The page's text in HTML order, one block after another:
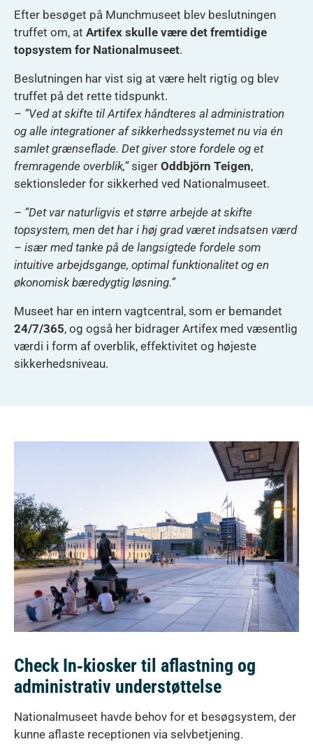
Efter besøget på Munchmuseet blev beslutningen
truffet om, at Artifex skulle være det fremtidige
topsystem for Nationalmuseet.
Beslutningen har vist sig at være helt rigtig og blev
truffet på det rette tidspunkt.
– “Ved at skifte til Artifex håndteres al administration
og alle integrationer af sikkerhedssystemet nu via én
samlet grænseflade. Det giver store fordele og et
fremragende overblik,”siger Oddbjörn Teigen,
sektionsleder for sikkerhed ved Nationalmuseet.
– “Det var naturligvis et større arbejde at skifte
topsystem, men det har i høj grad været indsatsen værd
– især med tanke på de langsigtede fordele som
intuitive arbejdsgange, optimal funktionalitet og en
økonomisk bæredygtig løsning.”
Museet har en intern vagtcentral, som er bemandet
24/7/365, og også her bidrager Artifex med væsentlig
værdi i form af overblik, effektivitet og højeste
sikkerhedsniveau.
Check In‑kiosker til aflastning og
administrativ understøttelse
Nationalmuseet havde behov for et besøgsystem, der
kunne aflaste receptionen via selvbetjening.